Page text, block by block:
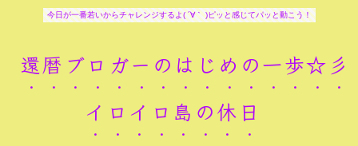
今日が一番若いからチャレンジするよ( ´∀｀ )ピッと感じてパッと動こう！
還暦ブロガーのはじめの一歩☆彡
イロイロ島の休日